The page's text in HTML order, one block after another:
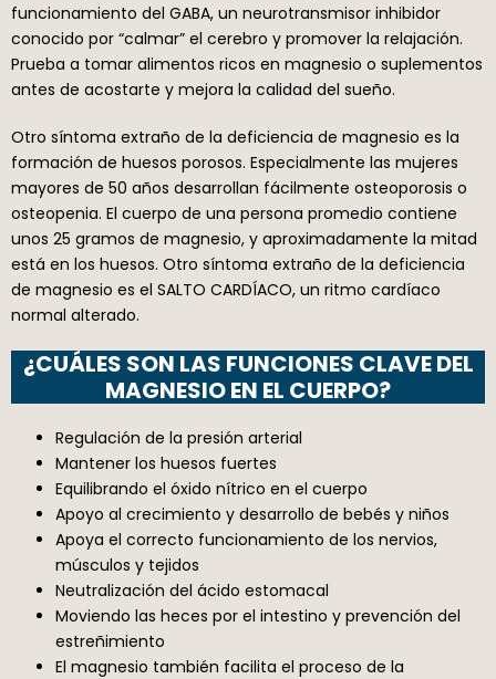
funcionamiento del GABA, un neurotransmisor inhibidor
conocido por “calmar” el cerebro y promover la relajación.
Prueba a tomar alimentos ricos en magnesio o suplementos
antes de acostarte y mejora la calidad del sueño.
Otro síntoma extraño de la deficiencia de magnesio es la
formación de huesos porosos. Especialmente las mujeres
mayores de 50 años desarrollan fácilmente osteoporosis o
osteopenia. El cuerpo de una persona promedio contiene
unos 25 gramos de magnesio, y aproximadamente la mitad
está en los huesos. Otro síntoma extraño de la deficiencia
de magnesio es el SALTO CARDÍACO, un ritmo cardíaco
normal alterado.
¿CUÁLES SON LAS FUNCIONES CLAVE DEL
MAGNESIO EN EL CUERPO?
Regulación de la presión arterial
Mantener los huesos fuertes
Equilibrando el óxido nítrico en el cuerpo
Apoyo al crecimiento y desarrollo de bebés y niños
Apoya el correcto funcionamiento de los nervios,
músculos y tejidos
Neutralización del ácido estomacal
Moviendo las heces por el intestino y prevención del
estreñimiento
El magnesio también facilita el proceso de la